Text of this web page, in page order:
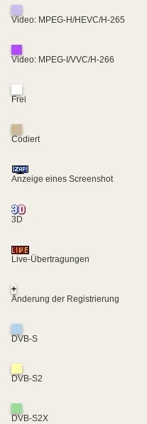
Video: MPEG-H/HEVC/H-265
Video: MPEG-I/VVC/H-266
Frei
Codiert
Anzeige eines Screenshot
3D
Live-Übertragungen
+
Änderung der Registrierung
DVB-S
DVB-S2
DVB-S2X